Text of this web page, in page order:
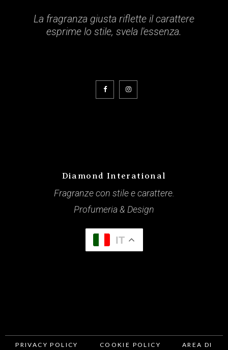
La fragranza giusta riflette il carattere
esprime lo stile, svela l'essenza.
Diamond Interational
Fragranze con stile e carattere.
Profumeria & Design
IT
PRIVACY POLICY COOKIE POLICY AREA DI